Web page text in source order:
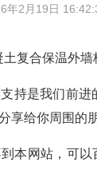
年2月19日
复合保温外
持是我们前
享给你周围的朋
本网站，可